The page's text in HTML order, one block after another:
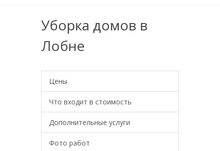
Уборка домов в
Лобне
Цены
Что входит в стоимость
Дополнительные услуги
Фото работ